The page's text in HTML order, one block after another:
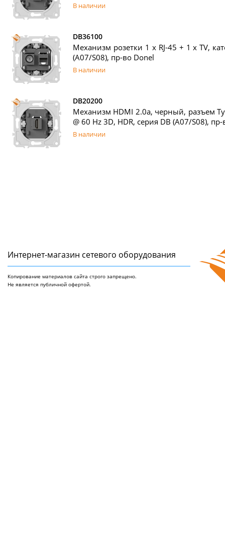
В наличии
DB36100
Механизм розетки 1 х RJ-45 + 1 x TV,
(A07/S08), пр-во Donel
В наличии
DB20200
Механизм HDMI 2.0a, черный, разъем
@ 60 Hz 3D, HDR, серия DB (A07/S08),
В наличии
Интернет-магазин сетeвого оборудования
Копирование материалов сайта строго запрещено.
Не является публичной офертой.